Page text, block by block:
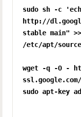
sudo sh -c
http://
stable main" >>
/etc/apt/
wget -q -O -
sudo apt-key